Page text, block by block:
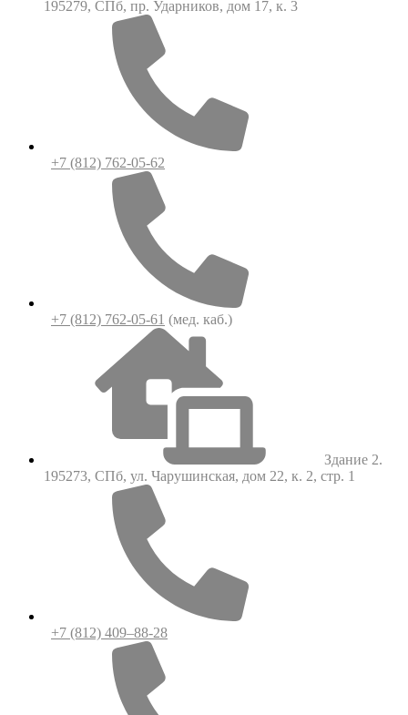
195279, СПб, пр. Ударников, дом 17, к. 3
+7 (812) 762-05-62
+7 (812) 762-05-61 (мед. каб.)
Здание 2.
195273, СПб, ул. Чарушинская, дом 22, к. 2, стр. 1
+7 (812) 409–88-28